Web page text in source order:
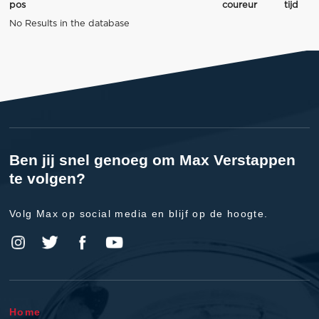
pos coureur
tijd
No Results in the database
Ben jij snel genoeg om Max Verstappen
te volgen?
Volg Max op social media en blijf op de hoogte.
Home